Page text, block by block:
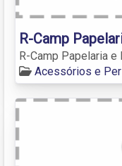
R-Camp
R-Camp Papelaria e
Acessórios e